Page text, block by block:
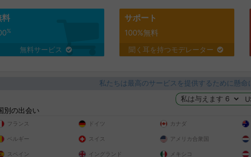
料
%
無料サービス
サポート
100%無料
聞く耳を持つモデレーター
私たちは最高のサービスを提供するために懸
別の出会い
フランス
ベルギー
スペイン
ドイツ
スイス
イングランド
カナダ
アメリカ合衆国
メキシコ